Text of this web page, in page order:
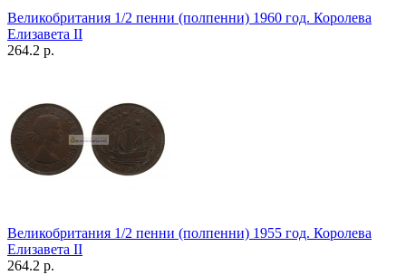
Великобритания 1/2 пенни (полпенни) 1960 год. Королева
Елизавета II
264.2 р.
Великобритания 1/2 пенни (полпенни) 1955 год. Королева
Елизавета II
264.2 р.